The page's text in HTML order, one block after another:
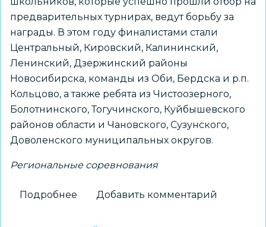
предварительных турнирах, ведут борьбу за
награды. В этом году финалистами стали
Центральный, Кировский, Калининский,
Ленинский, Дзержинский районы
Новосибирска, команды из Оби, Бердска и р.п.
Кольцово, а также ребята из Чистоозерного,
Болотнинского, Тогучинского, Куйбышевского
районов области и Чановского, Сузунского,
Доволенского муниципальных округов.
Региональные соревнования
Подробнее Добавить комментарий